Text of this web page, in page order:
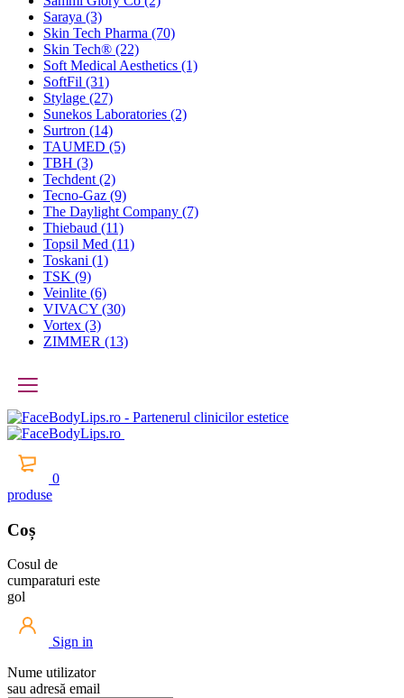
Saraya (3)
Skin Tech Pharma (70)
Skin Tech® (22)
Soft Medical Aesthetics (1)
SoftFil (31)
Stylage (27)
Sunekos Laboratories (2)
Surtron (14)
TAUMED (5)
TBH (3)
Techdent (2)
Tecno-Gaz (9)
The Daylight Company (7)
Thiebaud (11)
Topsil Med (11)
Toskani (1)
TSK (9)
Veinlite (6)
VIVACY (30)
Vortex (3)
ZIMMER (13)
0
produse
Coș
Cosul de
cumparaturi este
gol
Sign in
Nume utilizator
sau adresă email